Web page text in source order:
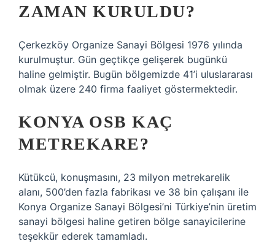
ZAMAN KURULDU?
Çerkezköy Organize Sanayi Bölgesi 1976 yılında
kurulmuştur. Gün geçtikçe gelişerek bugünkü
haline gelmiştir. Bugün bölgemizde 41’i uluslararası
olmak üzere 240 firma faaliyet göstermektedir.
KONYA OSB KAÇ
METREKARE?
Kütükcü, konuşmasını, 23 milyon metrekarelik
alanı, 500’den fazla fabrikası ve 38 bin çalışanı ile
Konya Organize Sanayi Bölgesi’ni Türkiye’nin üretim
sanayi bölgesi haline getiren bölge sanayicilerine
teşekkür ederek tamamladı.